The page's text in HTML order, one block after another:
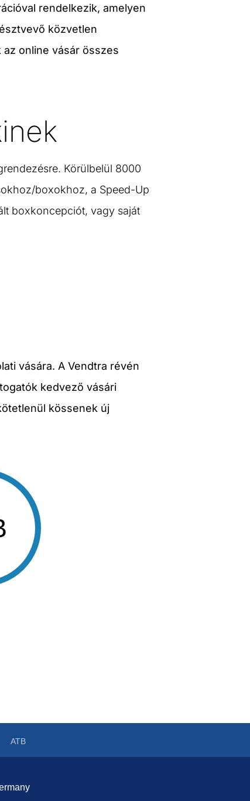
rendelkezik, amelyen
közvetlen
online vásár összes
Körülbelül 8000
boxokhoz, a Speed-Up
boxkoncepciót, vagy saját
vására. A Vendtra révén
kedvező vásári
kössenek új
ATB